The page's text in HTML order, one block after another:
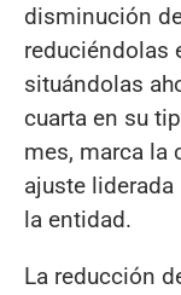
disminución
reduciéndolas
situándolas
cuarta en su
mes, marca la
ajuste
la entidad.
La reducción